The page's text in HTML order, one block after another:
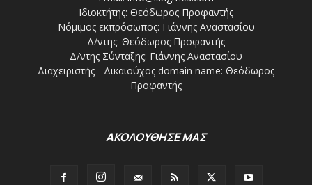
Ιδιοκτήτης: Θεόδωρος Προφαντής
Νόμιμος εκπρόσωπος: Γιάννης Αναστασίου
Δ/ντης: Θεόδωρος Προφαντής
Δ/ντης Σύνταξης: Γιάννης Αναστασίου
Διαχειριστής - Δικαιούχος domain name: Θεόδωρος
Προφαντής
ΑΚΟΛΟΥΘΗΣΕ ΜΑΣ